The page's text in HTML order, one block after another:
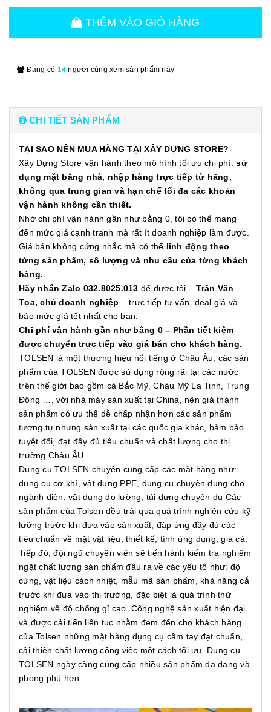
THÊM VÀO GIỎ HÀNG
Đang có 14 người cùng xem sản phẩm này
CHI TIẾT SẢN PHẨM
TẠI SAO NÊN MUA HÀNG TẠI XÂY DỰNG STORE?
Xây Dựng Store vận hành theo mô hình tối ưu chi phí:sử
dụng mặt bằng nhà, nhập hàng trực tiếp từ hãng,
không qua trung gian và hạn chế tối đa các khoản
vận hành không cần thiết.
Nhờ chi phí vận hành gần như bằng 0, tôi có thể mang
đến mức giá cạnh tranh mà rất ít doanh nghiệp làm được.
Giá bán không cứng nhắc mà có thể linh động theo
từng sản phẩm, số lượng và nhu cầu của từng khách
hàng.
Hãy nhắn Zalo 032.8025.013 để được tôi –Trần Văn
Tọa, chủ doanh nghiệp – trực tiếp tư vấn, deal giá và
báo mức giá tốt nhất cho bạn.
Chi phí vận hành gần như bằng 0 – Phần tiết kiệm
được chuyển trực tiếp vào giá bán cho khách hàng.
TOLSEN là một thương hiệu nổi tiếng ở Châu Âu, các sản
phẩm của TOLSEN được sử dụng rộng rãi tại các nước
trên thế giới bao gồm cả Bắc Mỹ, Châu Mỹ La Tinh, Trung
Đông …, với nhà máy sản xuất tại China, nên giá thành
sản phẩm có ưu thế dễ chấp nhận hơn các sản phẩm
tương tự nhưng sản xuất tại các quốc gia khác, bảm bảo
tuyệt đối, đạt đầy đủ tiêu chuẩn và chất lượng cho thị
trường Châu ÂU
Dụng cụ TOLSEN chuyên cung cấp các mặt hàng như:
dụng cụ cơ khí, vật dụng PPE, dụng cụ chuyên dụng cho
ngành điện, vật dụng đo lường, túi đựng chuyên dụ Các
sản phẩm của Tolsen đều trải qua quá trình nghiên cứu kỹ
lưỡng trước khi đưa vào sản xuất, đáp ứng đầy đủ các
tiêu chuẩn về mặt vật liệu, thiết kế, tính ứng dụng, giá cả.
Tiếp đó, đội ngũ chuyên viên sẽ tiến hành kiểm tra nghiêm
ngặt chất lượng sản phẩm đầu ra về các yếu tố như: độ
cứng, vật liệu cách nhiệt, mẫu mã sản phẩm, khả năng cắ
trước khi đưa vào thị trường, đặc biệt là quá trình thử
nghiệm về độ chống gỉ cao. Công nghệ sản xuất hiện đại
và được cải tiến liên tục nhằm đem đến cho khách hàng
của Tolsen những mặt hàng dụng cụ cầm tay đạt chuẩn,
cải thiện chất lượng công việc một cách tối ưu. Dụng cụ
TOLSEN ngày càng cung cấp nhiều sản phẩm đa dạng và
phong phú hơn.